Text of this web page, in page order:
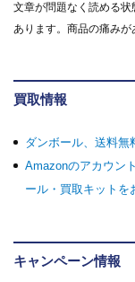
文章が問題なく読める
あります。商品の痛みが
買取情報
ダンボール、送料無
Amazonのアカウン
ール・買取キットを
キャンペーン情報